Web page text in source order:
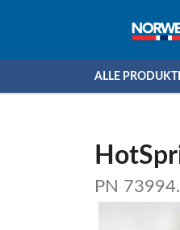
ALLE
PN